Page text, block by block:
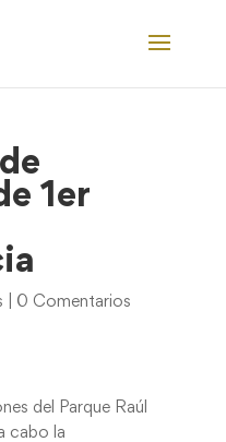
1er
0 Comentarios
del Parque Raúl
cabo la